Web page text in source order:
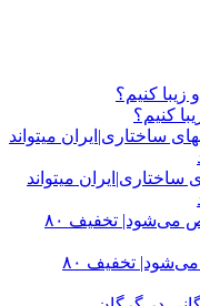
کنیم؟
میتواند
کانتینرهای ایرانی در بندر کراچی ترخیص می‌شود| تخفیف ۸۰